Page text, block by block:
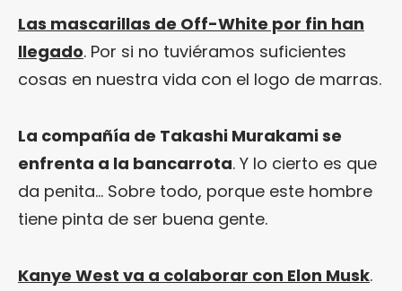
Las mascarillas de Off-White por fin han
llegado. Por si no tuviéramos suficientes
cosas en nuestra vida con el logo de marras.
La compañía de Takashi Murakami se
enfrenta a la bancarrota. Y lo cierto es que
da penita… Sobre todo, porque este hombre
tiene pinta de ser buena gente.
Kanye West va a colaborar con Elon Musk.